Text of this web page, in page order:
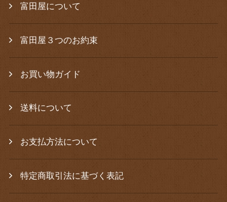
富田屋について
富田屋３つのお約束
お買い物ガイド
送料について
お支払方法について
特定商取引法に基づく表記